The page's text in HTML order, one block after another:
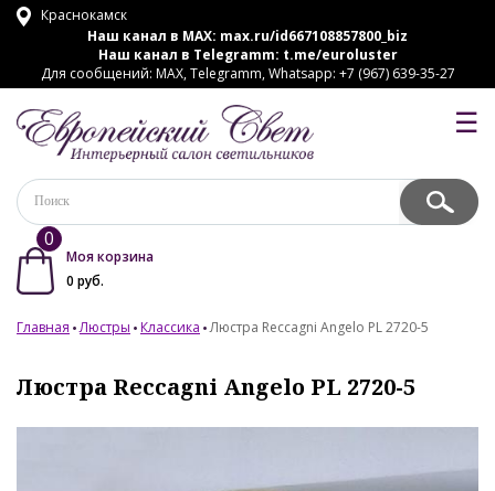
Краснокамск
Наш канал в MAX: max.ru/id667108857800_biz
Наш канал в Telegramm: t.me/euroluster
Для сообщений: MAX, Telegramm, Whatsapp: +7 (967) 639-35-27
☰
0
Моя корзина
0 руб.
Главная Люстры Классика Люстра Reccagni Angelo PL 2720-5
Люстра Reccagni Angelo PL 2720-5